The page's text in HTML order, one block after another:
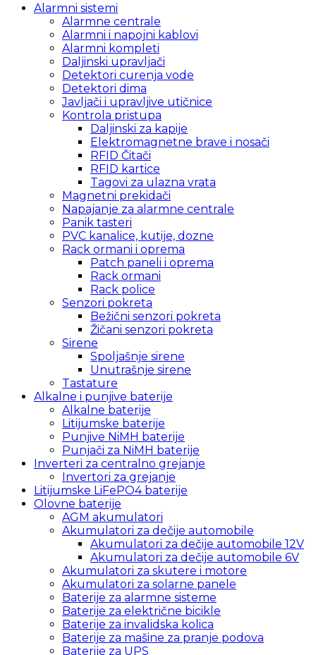
Alarmni sistemi
Alarmne centrale
Alarmni i napojni kablovi
Alarmni kompleti
Daljinski upravljači
Detektori curenja vode
Detektori dima
Javljači i upravljive utičnice
Kontrola pristupa
Daljinski za kapije
Elektromagnetne brave i nosači
RFID Čitači
RFID kartice
Tagovi za ulazna vrata
Magnetni prekidači
Napajanje za alarmne centrale
Panik tasteri
PVC kanalice, kutije, dozne
Rack ormani i oprema
Patch paneli i oprema
Rack ormani
Rack police
Senzori pokreta
Bežični senzori pokreta
Žičani senzori pokreta
Sirene
Spoljašnje sirene
Unutrašnje sirene
Tastature
Alkalne i punjive baterije
Alkalne baterije
Litijumske baterije
Punjive NiMH baterije
Punjači za NiMH baterije
Inverteri za centralno grejanje
Invertori za grejanje
Litijumske LiFePO4 baterije
Olovne baterije
AGM akumulatori
Akumulatori za dečije automobile
Akumulatori za dečije automobile 12V
Akumulatori za dečije automobile 6V
Akumulatori za skutere i motore
Akumulatori za solarne panele
Baterije za alarmne sisteme
Baterije za električne bicikle
Baterije za invalidska kolica
Baterije za mašine za pranje podova
Baterije za UPS